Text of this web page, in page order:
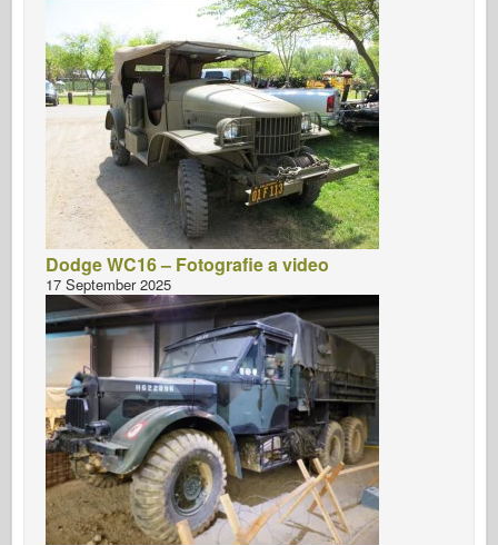
Dodge WC16 – Fotografie a video
17 September 2025